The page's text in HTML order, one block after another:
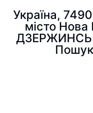
Україна,
місто